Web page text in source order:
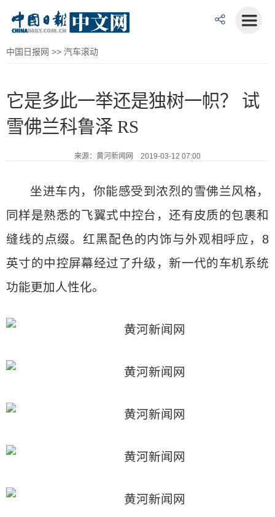
中国日报网 >> 汽车滚动
它是多此一举还是独树一帜？ 试
雪佛兰科鲁泽 RS
来源：黄河新闻网 2019-03-12 07:00
坐进车内，你能感受到浓烈的雪佛兰风格，
同样是熟悉的飞翼式中控台，还有皮质的包裹和
缝线的点缀。红黑配色的内饰与外观相呼应，8
英寸的中控屏幕经过了升级，新一代的车机系统
功能更加人性化。